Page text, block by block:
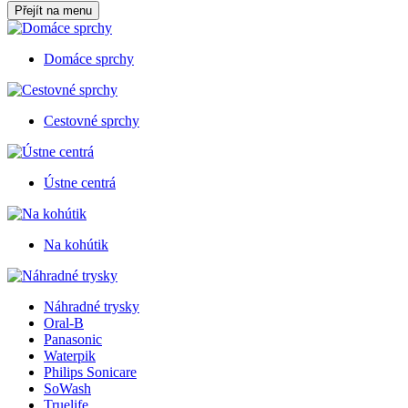
Přejít na menu
Domáce sprchy
Cestovné sprchy
Ústne centrá
Na kohútik
Náhradné trysky
Oral-B
Panasonic
Waterpik
Philips Sonicare
SoWash